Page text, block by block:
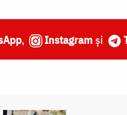
, Instagram și